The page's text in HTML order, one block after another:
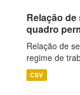
Relação
quadro
Relação de
regime de
CSV